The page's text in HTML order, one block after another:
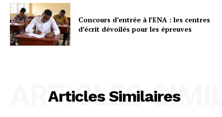
Concours d’entrée à l’ENA : les centres
d’écrit dévoilés pour les épreuves
Articles Similaires
ARTICLES